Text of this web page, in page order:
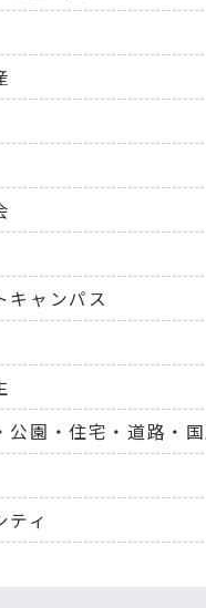
キャンパス
公園・住宅・道路・
ティ